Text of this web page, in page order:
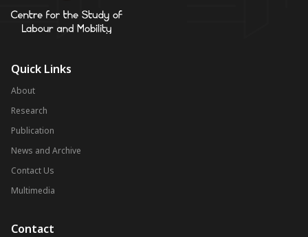
Quick Links
About
Research
Publication
News and Archive
Contact Us
Multimedia
Contact